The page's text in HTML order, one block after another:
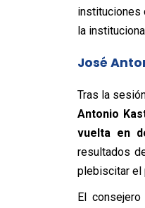
instituciones
la
José
Tras la
Antonio
vuelta en
resultados
plebiscitar el
El consejero